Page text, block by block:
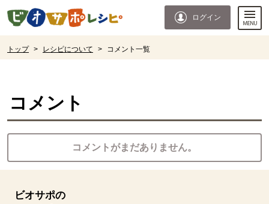
ページの先頭です。
ログイン
トップ > レシピについて > コメント一覧
コメント
コメントがまだありません。
ビオサポの